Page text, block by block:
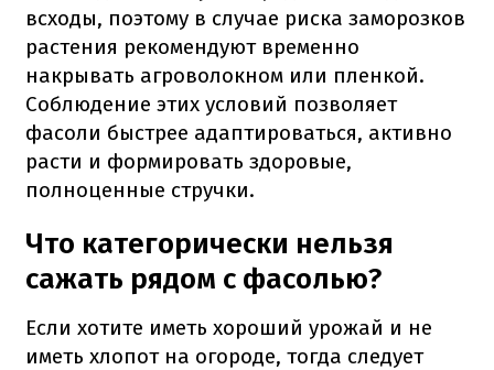
всходы, поэтому в случае риска заморозков
растения рекомендуют временно
накрывать агроволокном или пленкой.
Соблюдение этих условий позволяет
фасоли быстрее адаптироваться, активно
расти и формировать здоровые,
полноценные стручки.
Что категорически нельзя
сажать рядом с фасолью?
Если хотите иметь хороший урожай и не
иметь хлопот на огороде, тогда следует